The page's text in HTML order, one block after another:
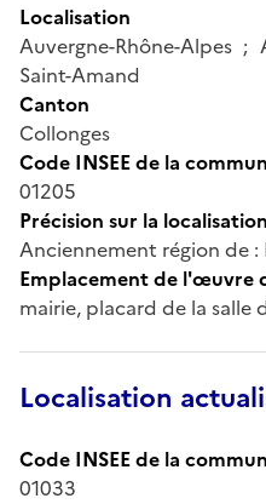
Localisation
Auvergne-Rhône-Alpes
Saint-Amand
Canton
Collonges
Code INSEE de la
01205
Précision sur la localisation
Anciennement région de :
Emplacement de l'œuvre
mairie, placard de la salle
Localisation
Code INSEE de la
01033